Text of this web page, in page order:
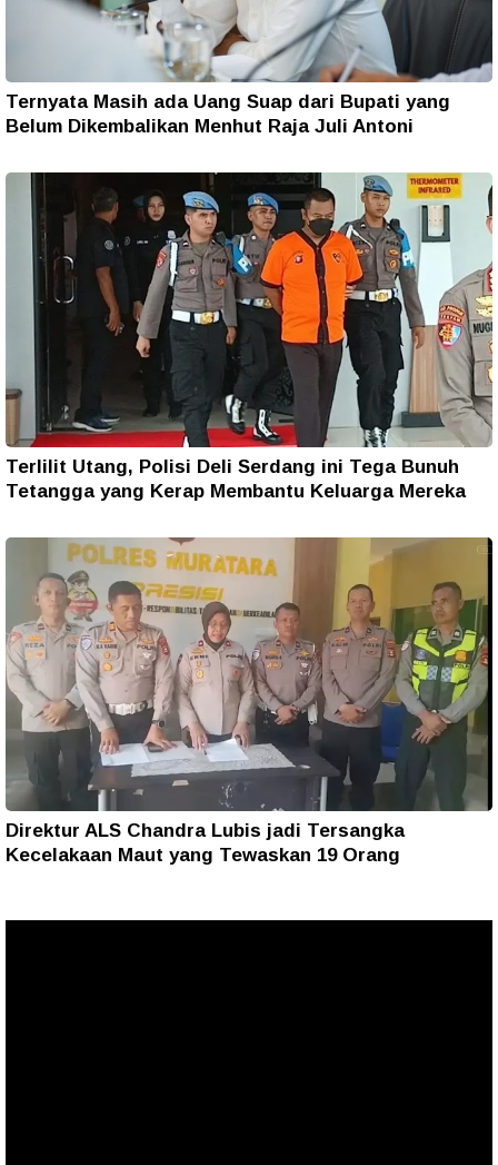
Ternyata Masih ada Uang Suap dari Bupati yang
Belum Dikembalikan Menhut Raja Juli Antoni
Terlilit Utang, Polisi Deli Serdang ini Tega Bunuh
Tetangga yang Kerap Membantu Keluarga Mereka
Direktur ALS Chandra Lubis jadi Tersangka
Kecelakaan Maut yang Tewaskan 19 Orang